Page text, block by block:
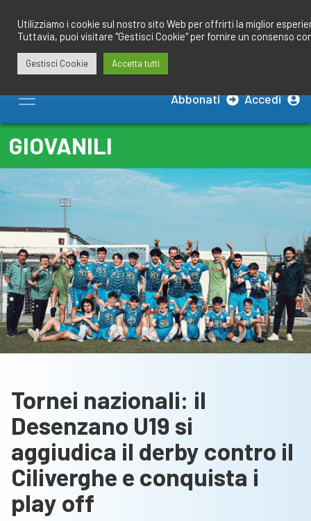
contenuto
Abbonati Accedi
GIOVANILI
Tornei nazionali: il
Desenzano U19 si
aggiudica il derby contro il
Ciliverghe e conquista i
play off
Utilizziamo i cookie sul nostro sito Web per offrirti la miglior
Tuttavia, puoi visitare "Gestisci Cookie" per fornire un consenso
Gestisci Cookie Accetta tutti